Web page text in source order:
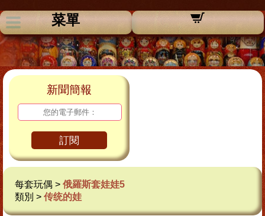
菜單
新聞簡報
訂閱
每套玩偶 > 俄羅斯套娃娃5
類別 > 传统的娃